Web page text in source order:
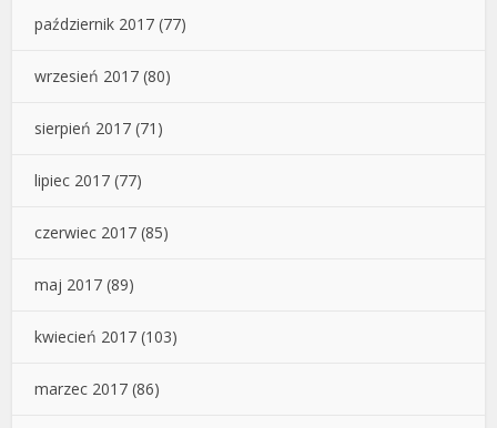
październik 2017 (77)
wrzesień 2017 (80)
sierpień 2017 (71)
lipiec 2017 (77)
czerwiec 2017 (85)
maj 2017 (89)
kwiecień 2017 (103)
marzec 2017 (86)